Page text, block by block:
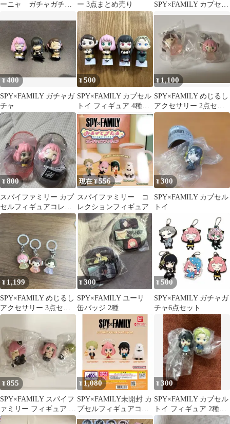
ーニャ ガチャガチ
ー 3点まとめ売り
SPY×FAMILY カプセル
フィギュアコレクショ
¥400
SPY×FAMILY ガチャガ
チャ
¥500
SPY×FAMILY カプセル
トイ フィギュア 4種セ
ット
¥ 1,100
SPY×FAMILY めじるし
アクセサリー 2点セッ
ト
¥800
スパイファミリー カプ
セルフィギュアコレク
ション4 アーニャセッ
現在 ¥556
スパイファミリー コ
レクションフィギュア
¥300
SPY×FAMILY カプセル
トイ
¥ 1,199
SPY×FAMILY めじるし
アクセサリー 3点セッ
ト
¥300
SPY×FAMILY ユーリ
缶バッジ 2種
¥ 500
SPY×FAMILY ガチャガ
チャ6点セット
¥855
SPY×FAMILY スパイフ
ァミリー フィギュア 3
個セット ガチャガチャ
¥ 1,080
SPY×FAMILY未開封 カ
プセルフィギュアコレ
クション2 コンプリー
¥300
SPY×FAMILY カプセル
トイ フィギュア 2種セ